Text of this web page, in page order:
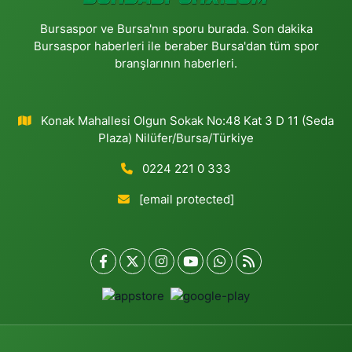
Bursaspor ve Bursa'nın sporu burada. Son dakika
Bursaspor haberleri ile beraber Bursa'dan tüm spor
branşlarının haberleri.
Konak Mahallesi Olgun Sokak No:48 Kat 3 D 11 (Seda
Plaza) Nilüfer/Bursa/Türkiye
0224 221 0 333
[email protected]